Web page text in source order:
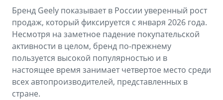
от 3 079 990 ₽* от 3 769 990 ₽*
Страхование
GEELY Лизинг
Сервисная книжка
Вопросы и ответы
Бренд Geely показывает в России уверенный рост
продаж, который фиксируется с января 2026 года.
Несмотря на заметное падение покупательской
активности в целом, бренд по-прежнему
пользуется высокой популярностью и в
настоящее время занимает четвертое место среди
всех автопроизводителей, представленных в
стране.